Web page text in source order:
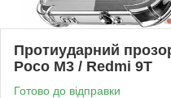
Протиударний
Poco M3 / Redmi 9T
Готово до відправки